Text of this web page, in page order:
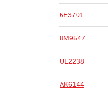
6E3701
8M9547
UL2238
AK6144